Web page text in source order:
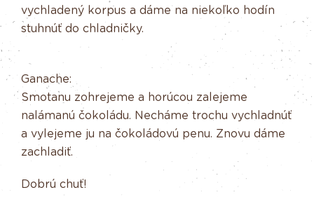
vychladený korpus a dáme na niekoľko hodín
stuhnúť do chladničky.
Ganache:
Smotanu zohrejeme a horúcou zalejeme
nalámanú čokoládu. Necháme trochu vychladnúť
a vylejeme ju na čokoládovú penu. Znovu dáme
zachladiť.
Dobrú chuť!